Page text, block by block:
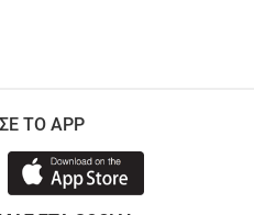
ΤΟ APP